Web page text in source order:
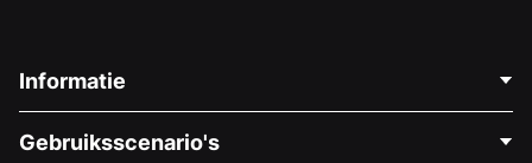
Informatie
Over Ons
Gebruiksscenario's